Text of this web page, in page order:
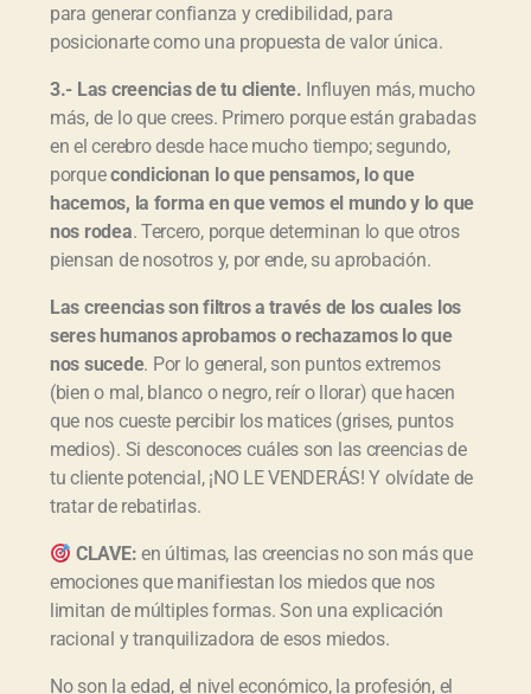
para generar confianza y credibilidad, para
posicionarte como una propuesta de valor única.
3.- Las creencias de tu cliente. Influyen más, mucho
más, de lo que crees. Primero porque están grabadas
en el cerebro desde hace mucho tiempo; segundo,
porquecondicionan lo que pensamos, lo que
hacemos, la forma en que vemos el mundo y lo que
nos rodea. Tercero, porque determinan lo que otros
piensan de nosotros y, por ende, su aprobación.
Las creencias son filtros a través de los cuales los
seres humanos aprobamos o rechazamos lo que
nos sucede. Por lo general, son puntos extremos
(bien o mal, blanco o negro, reír o llorar) que hacen
que nos cueste percibir los matices (grises, puntos
medios). Si desconoces cuáles son las creencias de
tu cliente potencial, ¡NO LE VENDERÁS! Y olvídate de
tratar de rebatirlas.
CLAVE: en últimas, las creencias no son más que
emociones que manifiestan los miedos que nos
limitan de múltiples formas. Son una explicación
racional y tranquilizadora de esos miedos.
No son la edad, el nivel económico, la profesión, el